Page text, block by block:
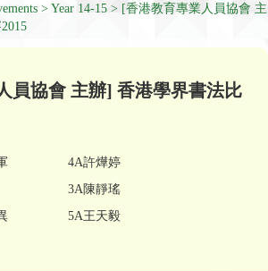
Year 14-15
[香港教育專業人員協會 主
員協會 主辦] 香港學界書法比
4A許燁婷
3A陳靜瑤
5A王天毅